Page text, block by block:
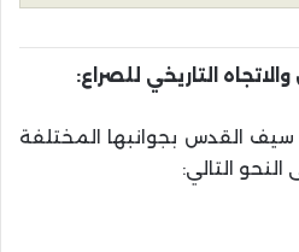
التاريخي للصراع:
القدس بجوانبها المختلفة
النحو التالي: